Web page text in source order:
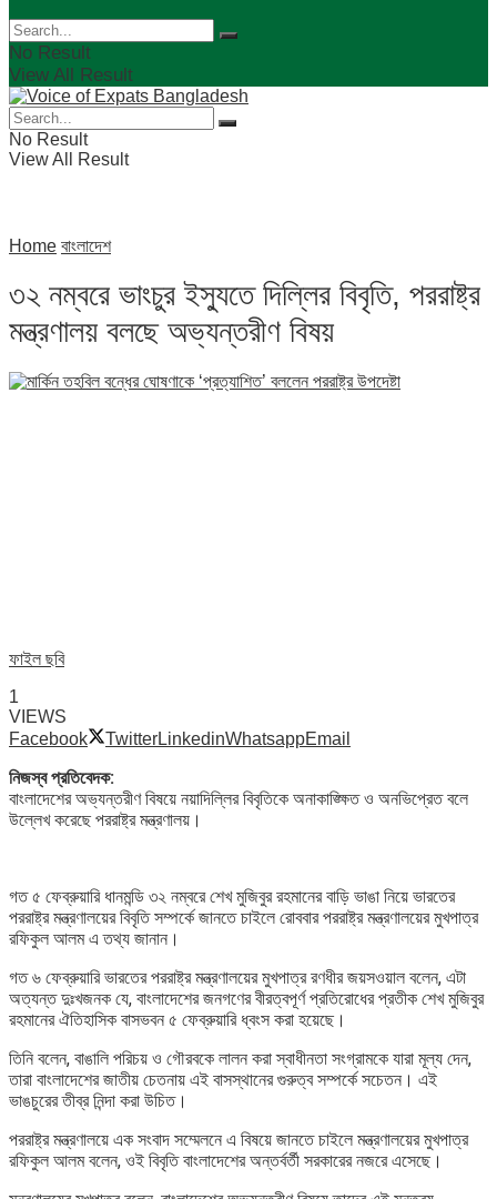
No Result
View All Result
No Result
View All Result
Home বাংলাদেশ
৩২ নম্বরে ভাংচুর ইস্যুতে দিল্লির বিবৃতি, পররাষ্ট্র
মন্ত্রণালয় বলছে অভ্যন্তরীণ বিষয়
ফাইল ছবি
1
VIEWS
Facebook
TwitterLinkedinWhatsappEmail
নিজস্ব প্রতিবেদক:
বাংলাদেশের অভ্যন্তরীণ বিষয়ে নয়াদিল্লির বিবৃতিকে অনাকাঙ্ক্ষিত ও অনভিপ্রেত বলে
উল্লেখ করেছে পররাষ্ট্র মন্ত্রণালয়।
গত ৫ ফেব্রুয়ারি ধানমন্ডি ৩২ নম্বরে শেখ মুজিবুর রহমানের বাড়ি ভাঙা নিয়ে ভারতের
পররাষ্ট্র মন্ত্রণালয়ের বিবৃতি সম্পর্কে জানতে চাইলে রোববার পররাষ্ট্র মন্ত্রণালয়ের মুখপাত্র
রফিকুল আলম এ তথ্য জানান।
গত ৬ ফেব্রুয়ারি ভারতের পররাষ্ট্র মন্ত্রণালয়ের মুখপাত্র রণধীর জয়সওয়াল বলেন, এটা
অত্যন্ত দুঃখজনক যে, বাংলাদেশের জনগণের বীরত্বপূর্ণ প্রতিরোধের প্রতীক শেখ মুজিবুর
রহমানের ঐতিহাসিক বাসভবন ৫ ফেব্রুয়ারি ধ্বংস করা হয়েছে।
তিনি বলেন, বাঙালি পরিচয় ও গৌরবকে লালন করা স্বাধীনতা সংগ্রামকে যারা মূল্য দেন,
তারা বাংলাদেশের জাতীয় চেতনায় এই বাসস্থানের গুরুত্ব সম্পর্কে সচেতন। এই
ভাঙচুরের তীব্র নিন্দা করা উচিত।
পররাষ্ট্র মন্ত্রণালয়ে এক সংবাদ সম্মেলনে এ বিষয়ে জানতে চাইলে মন্ত্রণালয়ের মুখপাত্র
রফিকুল আলম বলেন, ওই বিবৃতি বাংলাদেশের অন্তর্বর্তী সরকারের নজরে এসেছে।